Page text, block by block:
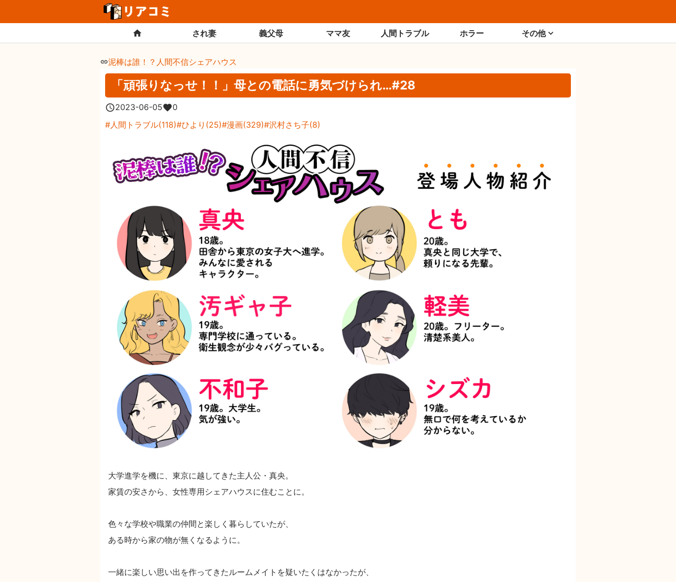
され妻 義父母 ママ友 人間トラブル ホラー その他
泥棒は誰！？人間不信シェアハウス
「頑張りなっせ！！」母との電話に勇気づけられ…#28
2023-06-05
0
人間トラブル(118) ひより (25) 漫画(329) 沢村さち子(8)
大学進学を機に、東京に越してきた主人公・真央。
家賃の安さから、女性専用シェアハウスに住むことに。
色々な学校や職業の仲間と楽しく暮らしていたが、
ある時から家の物が無くなるように。
一緒に楽しい思い出を作ってきたルームメイトを疑いたくはなかったが、